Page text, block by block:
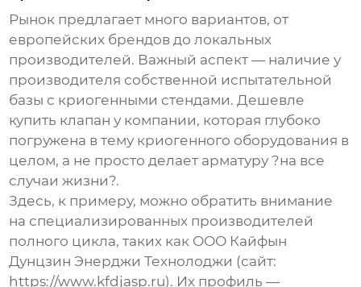
Рынок предлагает много вариантов, от
европейских брендов до локальных
производителей. Важный аспект — наличие у
производителя собственной испытательной
базы с криогенными стендами. Дешевле
купить клапан у компании, которая глубоко
погружена в тему криогенного оборудования в
целом, а не просто делает арматуру ?на все
случаи жизни?.
Здесь, к примеру, можно обратить внимание
на специализированных производителей
полного цикла, таких как ООО Кайфын
Дунцзин Энерджи Технолоджи (сайт:
https://www.kfdjasp.ru). Их профиль —